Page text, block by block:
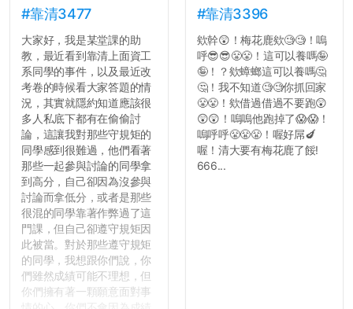
#靠清3477
大家好，我是某堂課的助
教，最近看到靠清上面資工
系同學的事件，以及最近改
考卷的時候看大家答題的情
況，其實就隱約知道應該很
多人私底下都有在偷偷討
論，這讓我對那些守規矩的
同學感到很難過，他們看著
那些一起參與討論的同學拿
到高分，自己卻因為沒參與
討論而拿低分，或者是那些
很混的同學靠著作弊過了這
門課，但自己卻遵守規矩因
此被當。對於那些遵守規矩
的同學，我想跟你們說，你
們雖然成績可能不理想，但
你們擁有著一顆願意面對事
#靠清3396
欸幹😲！梅花鹿欸🧐🧐！嗚
呼😎😎😤😤！這可以養嗎🤪
🤪！？欸蟑螂這可以養嗎🤔
🤔！我不知道🧐🧐你抓回家
😤😤！欸借過借過不要跑😲
😲😲！嗚嗚他跑掉了😱😱！
嗚呼呼😤😤😤！喔好屌🍆
喔！清大要有梅花鹿了餒!
666...